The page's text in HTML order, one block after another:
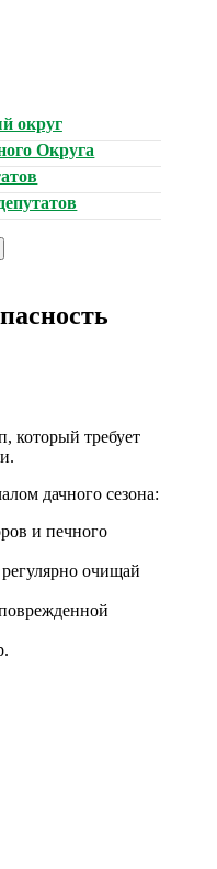
округ
Округа
который требует
дачного сезона:
и печного
очищай